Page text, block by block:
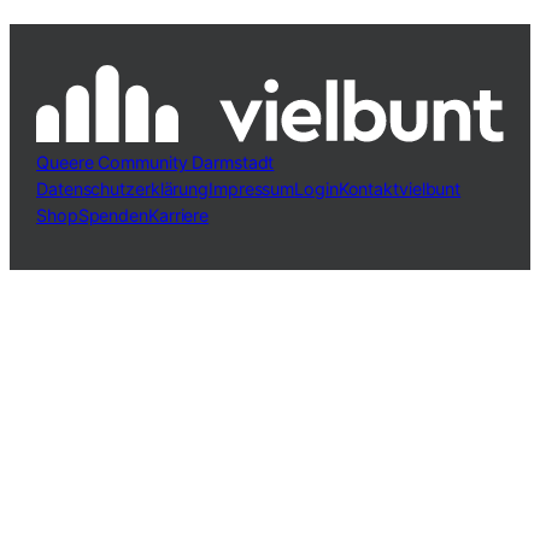
Queere Community Darmstadt
DatenschutzerklärungImpressumLoginKontaktvielbunt
ShopSpendenKarriere